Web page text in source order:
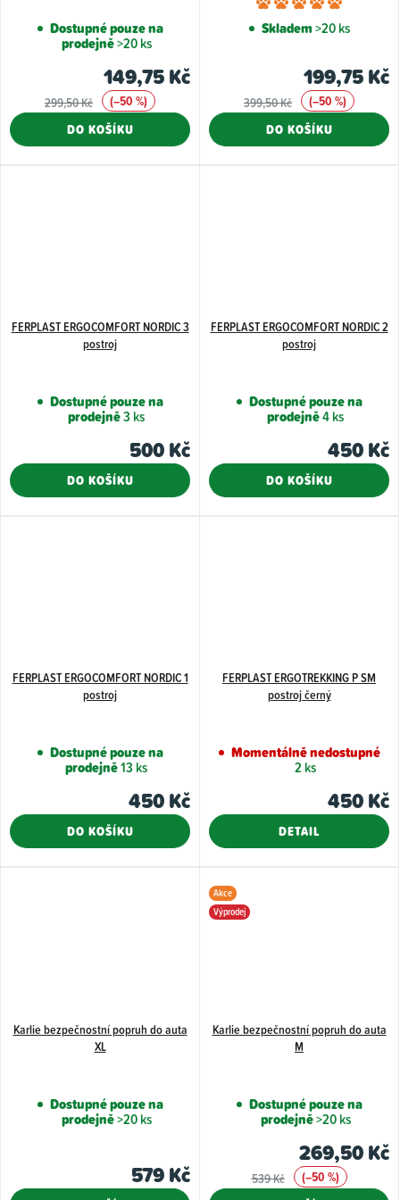
Dostupné pouze na
prodejně>20 ks
149,75 Kč
299,50 Kč
(–50 %)
DO KOŠÍKU
je
5,0
z
Skladem>20 ks
199,75 Kč
399,50 Kč
(–50 %)
DO KOŠÍKU
FERPLAST ERGOCOMFORT NORDIC 3
postroj
Dostupné pouze na
prodejně3 ks
500 Kč
DO KOŠÍKU
FERPLAST ERGOCOMFORT NORDIC 2
postroj
Dostupné pouze na
prodejně4 ks
450 Kč
DO KOŠÍKU
FERPLAST ERGOCOMFORT NORDIC 1
postroj
Dostupné pouze na
prodejně13 ks
450 Kč
DO KOŠÍKU
FERPLAST ERGOTREKKING P SM
postroj černý
Momentálně nedostupné
2 ks
450 Kč
DETAIL
Karlie bezpečnostní popruh do auta
XL
Dostupné pouze na
prodejně>20 ks
579 Kč
Akce
Výprodej
Karlie bezpečnostní popruh do auta
M
Dostupné pouze na
prodejně>20 ks
269,50 Kč
539 Kč
(–50 %)